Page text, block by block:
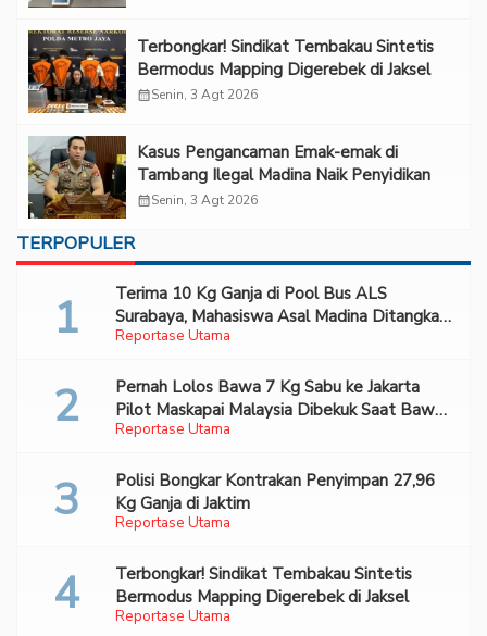
Terbongkar! Sindikat Tembakau Sintetis
Bermodus Mapping Digerebek di Jaksel
calendar_monthSenin, 3 Agt 2026
Kasus Pengancaman Emak-emak di
Tambang Ilegal Madina Naik Penyidikan
calendar_monthSenin, 3 Agt 2026
TERPOPULER
Reportase Utama
Terima 10 Kg Ganja di Pool Bus ALS
Surabaya, Mahasiswa Asal Madina Ditangkap
Bareskrim
Reportase Utama
Pernah Lolos Bawa 7 Kg Sabu ke Jakarta
Pilot Maskapai Malaysia Dibekuk Saat Bawa
70 Ribu Pil Ekstasi Di Bandara Soetta
Reportase Utama
Polisi Bongkar Kontrakan Penyimpan 27,96
Kg Ganja di Jaktim
Reportase Utama
Terbongkar! Sindikat Tembakau Sintetis
Bermodus Mapping Digerebek di Jaksel